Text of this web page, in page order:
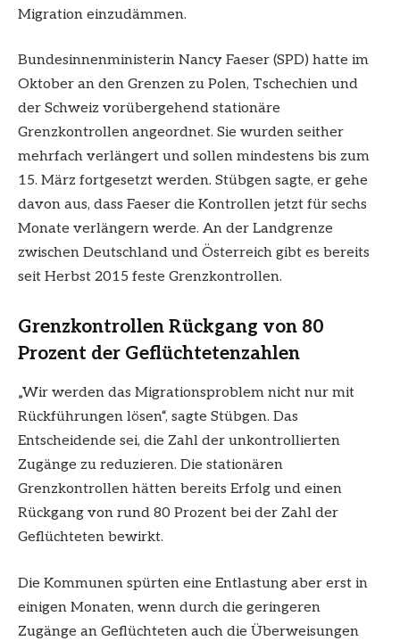
Migration einzudämmen.
Bundesinnenministerin Nancy Faeser (SPD) hatte im
Oktober an den Grenzen zu Polen, Tschechien und
der Schweiz vorübergehend stationäre
Grenzkontrollen angeordnet. Sie wurden seither
mehrfach verlängert und sollen mindestens bis zum
15. März fortgesetzt werden. Stübgen sagte, er gehe
davon aus, dass Faeser die Kontrollen jetzt für sechs
Monate verlängern werde. An der Landgrenze
zwischen Deutschland und Österreich gibt es bereits
seit Herbst 2015 feste Grenzkontrollen.
Grenzkontrollen Rückgang von 80
Prozent der Geflüchtetenzahlen
„Wir werden das Migrationsproblem nicht nur mit
Rückführungen lösen“, sagte Stübgen. Das
Entscheidende sei, die Zahl der unkontrollierten
Zugänge zu reduzieren. Die stationären
Grenzkontrollen hätten bereits Erfolg und einen
Rückgang von rund 80 Prozent bei der Zahl der
Geflüchteten bewirkt.
Die Kommunen spürten eine Entlastung aber erst in
einigen Monaten, wenn durch die geringeren
Zugänge an Geflüchteten auch die Überweisungen